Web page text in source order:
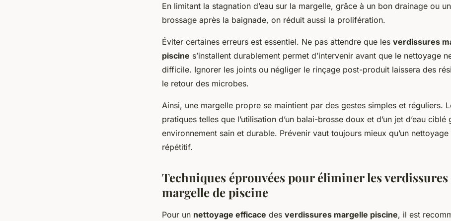
En limitant la stagnation d’eau sur la margelle, grâce à un bon drainage ou
brossage après la baignade, on réduit aussi la prolifération.
Éviter certaines erreurs est essentiel. Ne pas attendre que les verdissures
piscine s’installent durablement permet d’intervenir avant que le nettoyage
difficile. Ignorer les joints ou négliger le rinçage post-produit laissera des
le retour des microbes.
Ainsi, une margelle propre se maintient par des gestes simples et réguliers.
pratiques telles que l’utilisation d’un balai-brosse doux et d’un jet d’eau ciblé
environnement sain et durable. Prévenir vaut toujours mieux qu’un
répétitif.
Techniques éprouvées pour éliminer les verdissures
margelle de piscine
Pour un nettoyage efficace des verdissures margelle piscine, il est